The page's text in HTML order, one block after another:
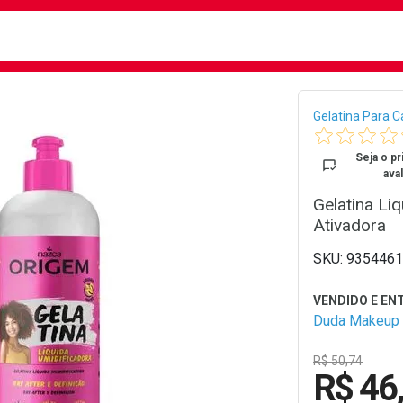
Gelatina Para
Seja o
Gelatina
Ativadora
Duda Makeup
R$ 50,74
R$